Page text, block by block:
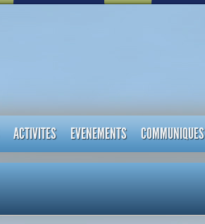
ACTIVITES EVENEMENTS COMMUNIQUES